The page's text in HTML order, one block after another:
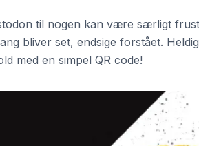
til nogen kan være særligt
bliver set, endsige forstået.
med en simpel QR code!